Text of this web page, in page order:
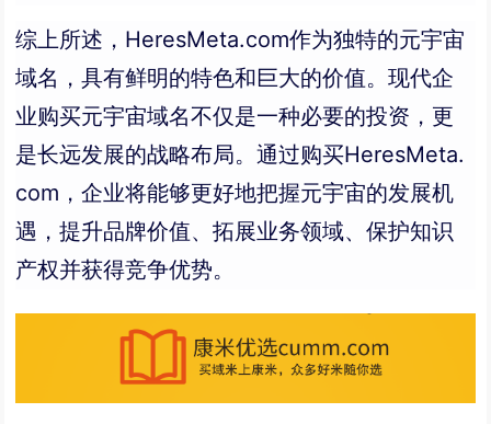
综上所述，HeresMeta.com作为独特的元宇宙
域名，具有鲜明的特色和巨大的价值。现代企
业购买元宇宙域名不仅是一种必要的投资，更
是长远发展的战略布局。通过购买HeresMeta.
com，企业将能够更好地把握元宇宙的发展机
遇，提升品牌价值、拓展业务领域、保护知识
产权并获得竞争优势。